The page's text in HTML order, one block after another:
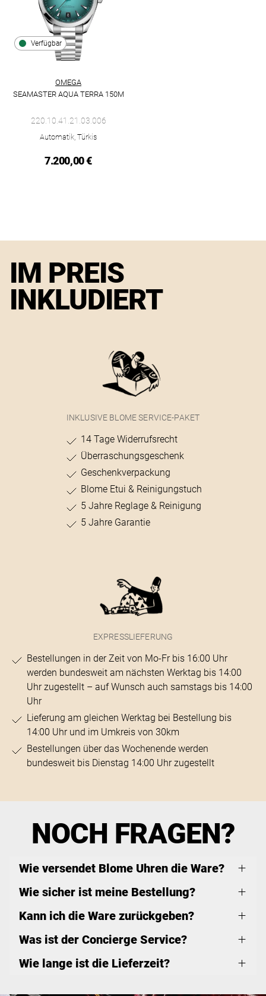
Verfügbar
OMEGA
SEAMASTER AQUA TERRA 150M
220.10.41.21.03.006
Automatik, Türkis
7.200,00 €
IM PREIS
INKLUDIERT
INKLUSIVE BLOME SERVICE-PAKET
14 Tage Widerrufsrecht
Überraschungsgeschenk
Geschenkverpackung
Blome Etui & Reinigungstuch
5 Jahre Reglage & Reinigung
5 Jahre Garantie
EXPRESSLIEFERUNG
Bestellungen in der Zeit von Mo-Fr bis 16:00 Uhr
werden bundesweit am nächsten Werktag bis 14:00
Uhr zugestellt – auf Wunsch auch samstags bis 14:00
Uhr
Lieferung am gleichen Werktag bei Bestellung bis
14:00 Uhr und im Umkreis von 30km
Bestellungen über das Wochenende werden
bundesweit bis Dienstag 14:00 Uhr zugestellt
NOCH FRAGEN?
Wie versendet Blome Uhren die Ware?
Wie sicher ist meine Bestellung?
Kann ich die Ware zurückgeben?
Was ist der Concierge Service?
Wie lange ist die Lieferzeit?